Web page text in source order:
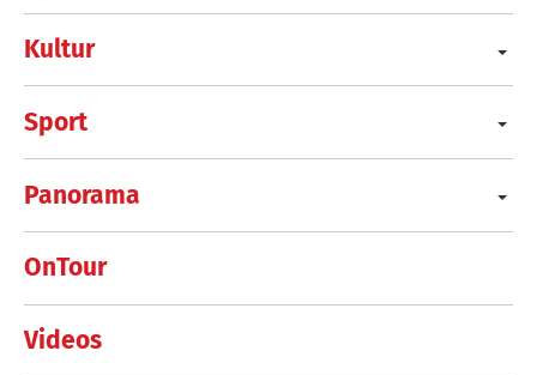
Kultur
Sport
Panorama
OnTour
Videos